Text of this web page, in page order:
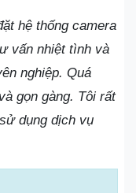
hệ thống camera
vấn nhiệt tình và
nghiệp. Quá
gọn gàng. Tôi rất
dụng dịch vụ